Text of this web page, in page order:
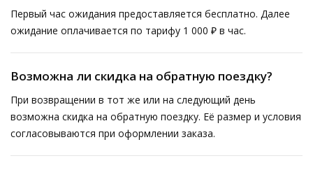
Первый час ожидания предоставляется бесплатно. Далее
ожидание оплачивается по тарифу 1 000 ₽ в час.
Возможна ли скидка на обратную поездку?
При возвращении в тот же или на следующий день
возможна скидка на обратную поездку. Её размер и условия
согласовываются при оформлении заказа.